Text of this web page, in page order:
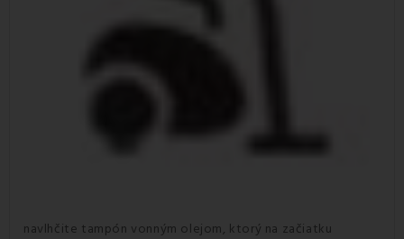
navlhčite tampón vonným olejom, ktorý na začiatku